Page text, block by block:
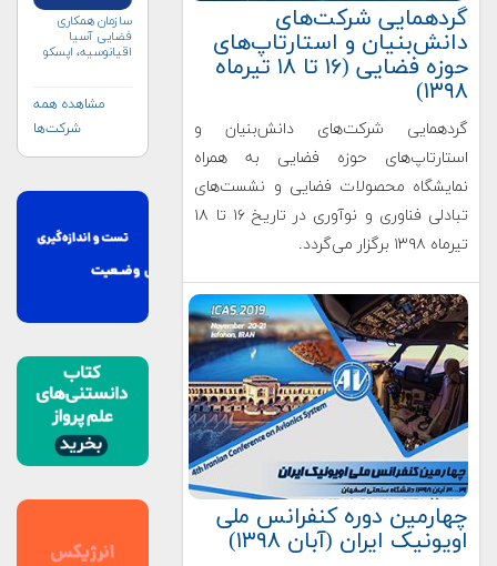
گردهمایی شرکت‌های
دانش‌بنیان و استارتاپ‌های
حوزه فضایی (۱۶ تا ۱۸ تیرماه
۱۳۹۸)
گردهمایی شرکت‌های دانش‌بنیان و
استارتاپ‌های حوزه فضایی به همراه
نمایشگاه محصولات فضایی و نشست‌های
تبادلی فناوری و نوآوری در تاریخ ۱۶ تا ۱۸
تیرماه ۱۳۹۸ برگزار می‌گردد.
چهارمین دوره کنفرانس ملی
اویونیک ایران (آبان ۱۳۹۸)
سازمان همکاری
فضایی آسیا
اقیانوسیه، اپسکو
مشاهده همه
شرکت‌ها